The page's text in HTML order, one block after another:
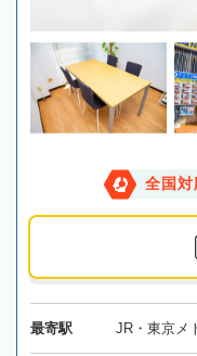
全国対
最寄駅 JR・東京メ